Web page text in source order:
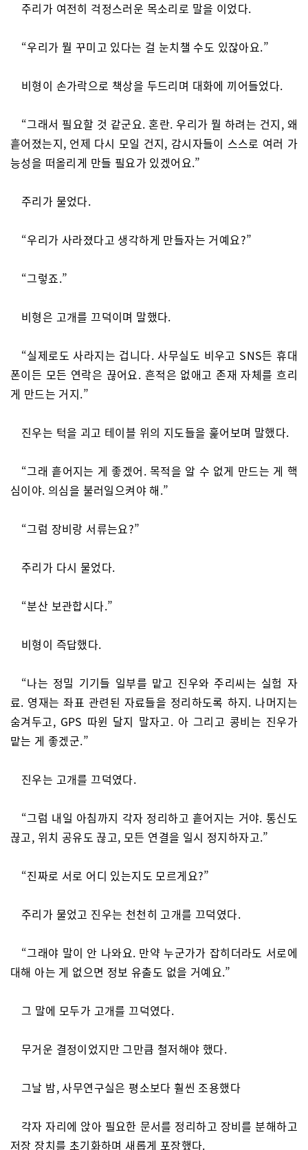
주리가 여전히 걱정스러운 목소리로 말을 이었다.
“우리가 뭘 꾸미고 있다는 걸 눈치챌 수도 있잖아요.”
비형이 손가락으로 책상을 두드리며 대화에 끼어들었다.
“그래서 필요할 것 같군요. 혼란. 우리가 뭘 하려는 건지, 왜
흩어졌는지, 언제 다시 모일 건지, 감시자들이 스스로 여러 가
능성을 떠올리게 만들 필요가 있겠어요.”
주리가 물었다.
“우리가 사라졌다고 생각하게 만들자는 거예요?”
“그렇죠.”
비형은 고개를 끄덕이며 말했다.
“실제로도 사라지는 겁니다. 사무실도 비우고 SNS든 휴대
폰이든 모든 연락은 끊어요. 흔적은 없애고 존재 자체를 흐리
게 만드는 거지.”
진우는 턱을 괴고 테이블 위의 지도들을 훑어보며 말했다.
“그래 흩어지는 게 좋겠어. 목적을 알 수 없게 만드는 게 핵
심이야. 의심을 불러일으켜야 해.”
“그럼 장비랑 서류는요?”
주리가 다시 물었다.
“분산 보관합시다.”
비형이 즉답했다.
“나는 정밀 기기들 일부를 맡고 진우와 주리씨는 실험 자
료. 영재는 좌표 관련된 자료들을 정리하도록 하지. 나머지는
숨겨두고, GPS 따윈 달지 말자고. 아 그리고 콩비는 진우가
맡는 게 좋겠군.”
진우는 고개를 끄덕였다.
“그럼 내일 아침까지 각자 정리하고 흩어지는 거야. 통신도
끊고, 위치 공유도 끊고, 모든 연결을 일시 정지하자고.”
“진짜로 서로 어디 있는지도 모르게요?”
주리가 물었고 진우는 천천히 고개를 끄덕였다.
“그래야 말이 안 나와요. 만약 누군가가 잡히더라도 서로에
대해 아는 게 없으면 정보 유출도 없을 거예요.”
그 말에 모두가 고개를 끄덕였다.
무거운 결정이었지만 그만큼 철저해야 했다.
그날 밤, 사무연구실은 평소보다 훨씬 조용했다
각자 자리에 앉아 필요한 문서를 정리하고 장비를 분해하고
저장 장치를 초기화하며 새롭게 포장했다.